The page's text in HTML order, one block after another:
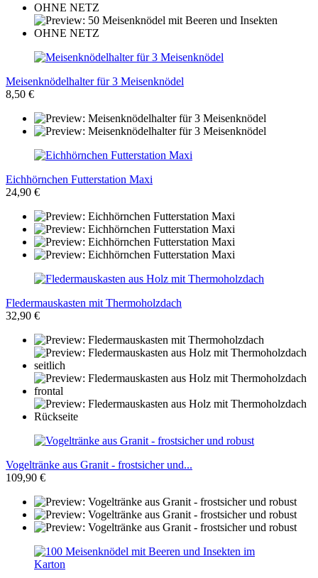
Meisenknödelhalter für 3 Meisenknödel
8,50 €
Eichhörnchen Futterstation Maxi
24,90 €
Fledermauskasten mit Thermoholzdach
32,90 €
Vogeltränke aus Granit - frostsicher und...
109,90 €